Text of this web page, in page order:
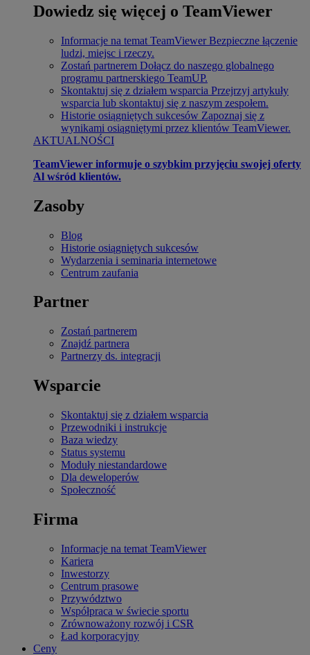
Dowiedz się więcej o TeamViewer
Informacje na temat TeamViewer Bezpieczne łączenie
ludzi, miejsc i rzeczy.
Zostań partnerem Dołącz do naszego globalnego
programu partnerskiego TeamUP.
Skontaktuj się z działem wsparcia Przejrzyj artykuły
wsparcia lub skontaktuj się z naszym zespołem.
Historie osiągniętych sukcesów Zapoznaj się z
wynikami osiągniętymi przez klientów TeamViewer.
AKTUALNOŚCI
TeamViewer informuje o szybkim przyjęciu swojej oferty
Al wśród klientów.
Zasoby
Blog
Historie osiągniętych sukcesów
Wydarzenia i seminaria internetowe
Centrum zaufania
Partner
Zostań partnerem
Znajdź partnera
Partnerzy ds. integracji
Wsparcie
Skontaktuj się z działem wsparcia
Przewodniki i instrukcje
Baza wiedzy
Status systemu
Moduły niestandardowe
Dla deweloperów
Społeczność
Firma
Informacje na temat TeamViewer
Kariera
Inwestorzy
Centrum prasowe
Przywództwo
Współpraca w świecie sportu
Zrównoważony rozwój i CSR
Ład korporacyjny
Ceny